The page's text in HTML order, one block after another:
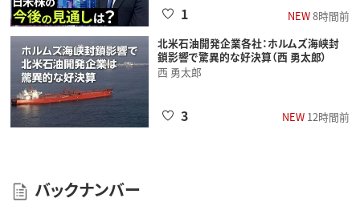
NEW8時間前
1
北米石油開発企業各社：ホルムズ海峡封
鎖影響で驚異的な好決算（西 勇太郎）
西 勇太郎
NEW12時間前
3
バックナンバー